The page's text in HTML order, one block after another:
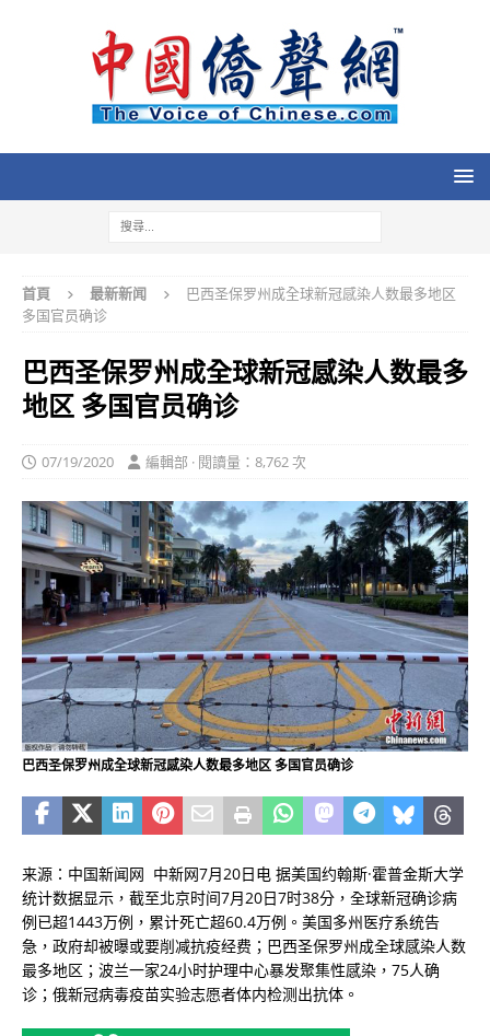
首頁 最新新闻
巴西圣保罗州成全球新冠感染人数最多地区
多国官员确诊
巴西圣保罗州成全球新冠感染人数最多
地区 多国官员确诊
07/19/2020 編輯部 · 閱讀量：8,762 次
巴西圣保罗州成全球新冠感染人数最多地区 多国官员确诊
来源：中国新闻网 中新网7月20日电 据美国约翰斯·霍普金斯大学
统计数据显示，截至北京时间7月20日7时38分，全球新冠确诊病
例已超1443万例，累计死亡超60.4万例。美国多州医疗系统告
急，政府却被曝或要削减抗疫经费；巴西圣保罗州成全球感染人数
最多地区；波兰一家24小时护理中心暴发聚集性感染，75人确
诊；俄新冠病毒疫苗实验志愿者体内检测出抗体。